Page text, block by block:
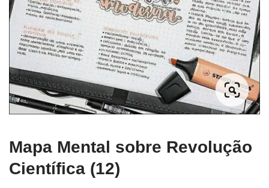
Mapa Mental sobre Revolução
Científica (12)